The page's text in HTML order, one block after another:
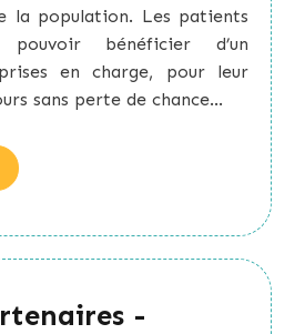
la population. Les patients
bénéficier d’un
en charge, pour leur
sans perte de chance...
-